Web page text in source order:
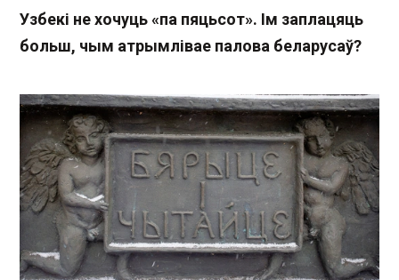
Узбекі не хочуць «па пяцьсот». Ім заплацяць
больш, чым атрымлівае палова беларусаў?